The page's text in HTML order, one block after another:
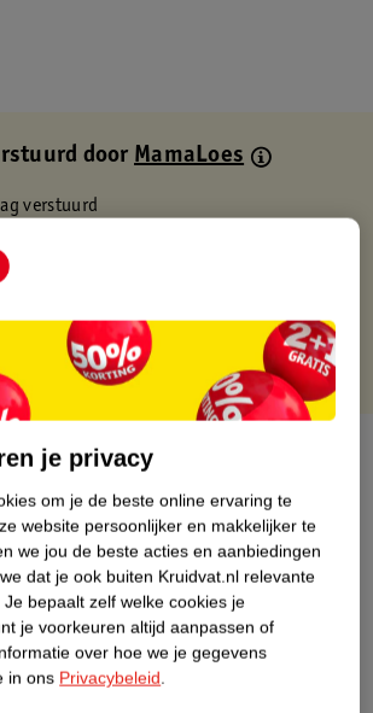
doorMamaLoes
verstuurd
via verkooppartner.
Dit product heeft (nog) geen Nature
je privacy
om je de beste online ervaring te
website persoonlijker en makkelijker te
we jou de beste acties en aanbiedingen
dat je ook buiten Kruidvat.nl relevante
Je bepaalt zelf welke cookies je
je voorkeuren altijd aanpassen of
over hoe we je gegevens
in ons Privacybeleid.